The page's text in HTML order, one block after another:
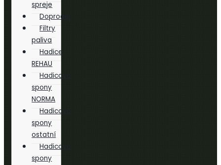
spreje
Doprodej
Filtry
paliva
Hadice
REHAU
Hadicové
spony
NORMA
Hadicové
spony
ostatní
Hadicové
spony